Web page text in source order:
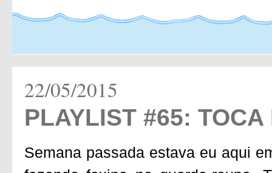
22/05/2015
PLAYLIST #65: TOCA
Semana passada estava eu aqui